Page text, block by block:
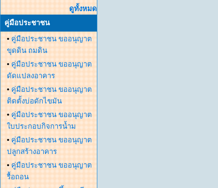
ดูทั้งหมด
คู่มือประชาชน
• คู่มือประชาชน ขออนุญาต
ขุดดิน ถมดิน
• คู่มือประชาชน ขออนุญาต
ดัดแปลงอาคาร
• คู่มือประชาชน ขออนุญาต
ติดตั้งบ่อดักไขมัน
• คู่มือประชาชน ขออนุญาต
ใบประกอบกิจการน้ำม
• คู่มือประชาชน ขออนุญาต
ปลูกสร้างอาคาร
• คู่มือประชาชน ขออนุญาต
รื้อถอน